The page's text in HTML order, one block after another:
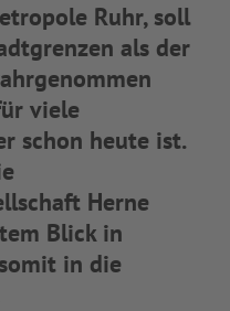
Ruhr, soll
als der
viele
schon heute ist.
Herne
Blick in
in die